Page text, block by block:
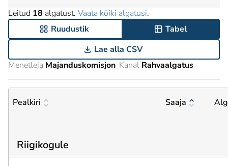
Leitud 18 algatust. Vaata kõiki algatusi.
Ruudustik
Tabel
Lae alla CSV
Menetleja Majanduskomisjon Kanal Rahvaalgatus
Pealkiri Saaja
Riigikogule